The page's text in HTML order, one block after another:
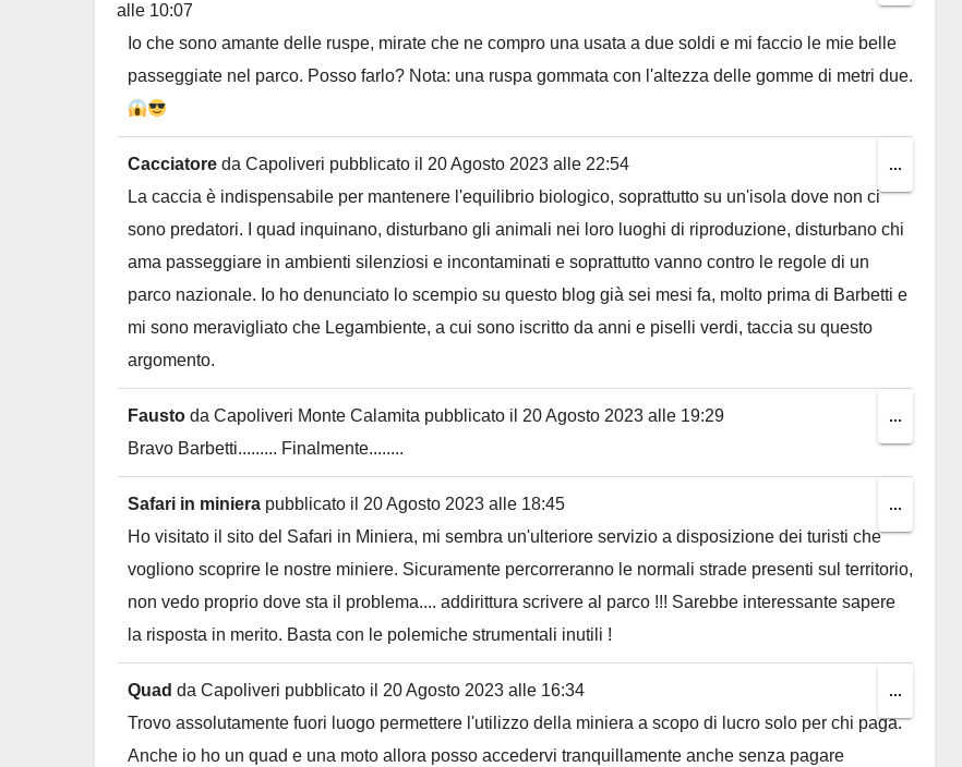
alle 10:07
Io che sono amante delle ruspe, mirate che ne compro una usata a due soldi e mi faccio le mie belle
passeggiate nel parco. Posso farlo? Nota: una ruspa gommata con l'altezza delle gomme di metri due.
this
Cacciatore da Capoliveri pubblicato il 20 Agosto 2023 alle 22:54
La caccia è indispensabile per mantenere l'equilibrio biologico, soprattutto su un'isola dove non ci
sono predatori. I quad inquinano, disturbano gli animali nei loro luoghi di riproduzione, disturbano chi
ama passeggiare in ambienti silenziosi e incontaminati e soprattutto vanno contro le regole di un
parco nazionale. Io ho denunciato lo scempio su questo blog già sei mesi fa, molto prima di Barbetti e
mi sono meravigliato che Legambiente, a cui sono iscritto da anni e piselli verdi, taccia su questo
argomento.
...
this
metabox.
Fausto da Capoliveri Monte Calamita pubblicato il 20 Agosto 2023 alle 19:29
Bravo Barbetti......... Finalmente........
...
this
metabox.
Safari in miniera pubblicato il 20 Agosto 2023 alle 18:45
Ho visitato il sito del Safari in Miniera, mi sembra un'ulteriore servizio a disposizione dei turisti che
vogliono scoprire le nostre miniere. Sicuramente percorreranno le normali strade presenti sul territorio,
non vedo proprio dove sta il problema.... addirittura scrivere al parco !!! Sarebbe interessante sapere
la risposta in merito. Basta con le polemiche strumentali inutili !
...
this
metabox.
Quad da Capoliveri pubblicato il 20 Agosto 2023 alle 16:34
Trovo assolutamente fuori luogo permettere l'utilizzo della miniera a scopo di lucro solo per chi paga.
Anche io ho un quad e una moto allora posso accedervi tranquillamente anche senza pagare
...
this